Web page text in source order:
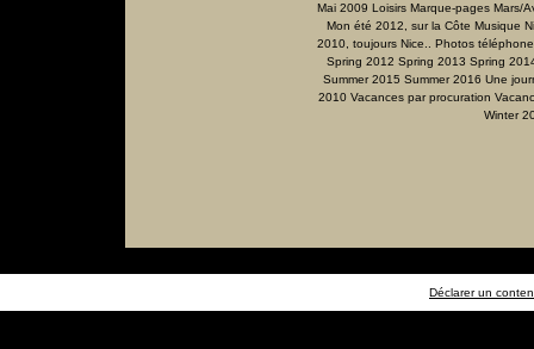
Mai 2009 Loisirs Marque-pages Mars/
Mon été 2012, sur la Côte Musique
2010, toujours Nice.. Photos téléphone
Spring 2012 Spring 2013 Spring
Summer 2015 Summer 2016 Une
2010 Vacances par procuration
Winter
Déclarer un